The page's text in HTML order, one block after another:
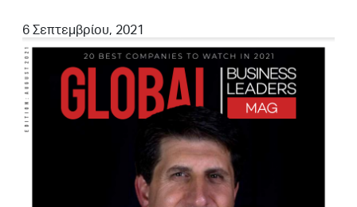
6 Σεπτεμβρίου, 2021